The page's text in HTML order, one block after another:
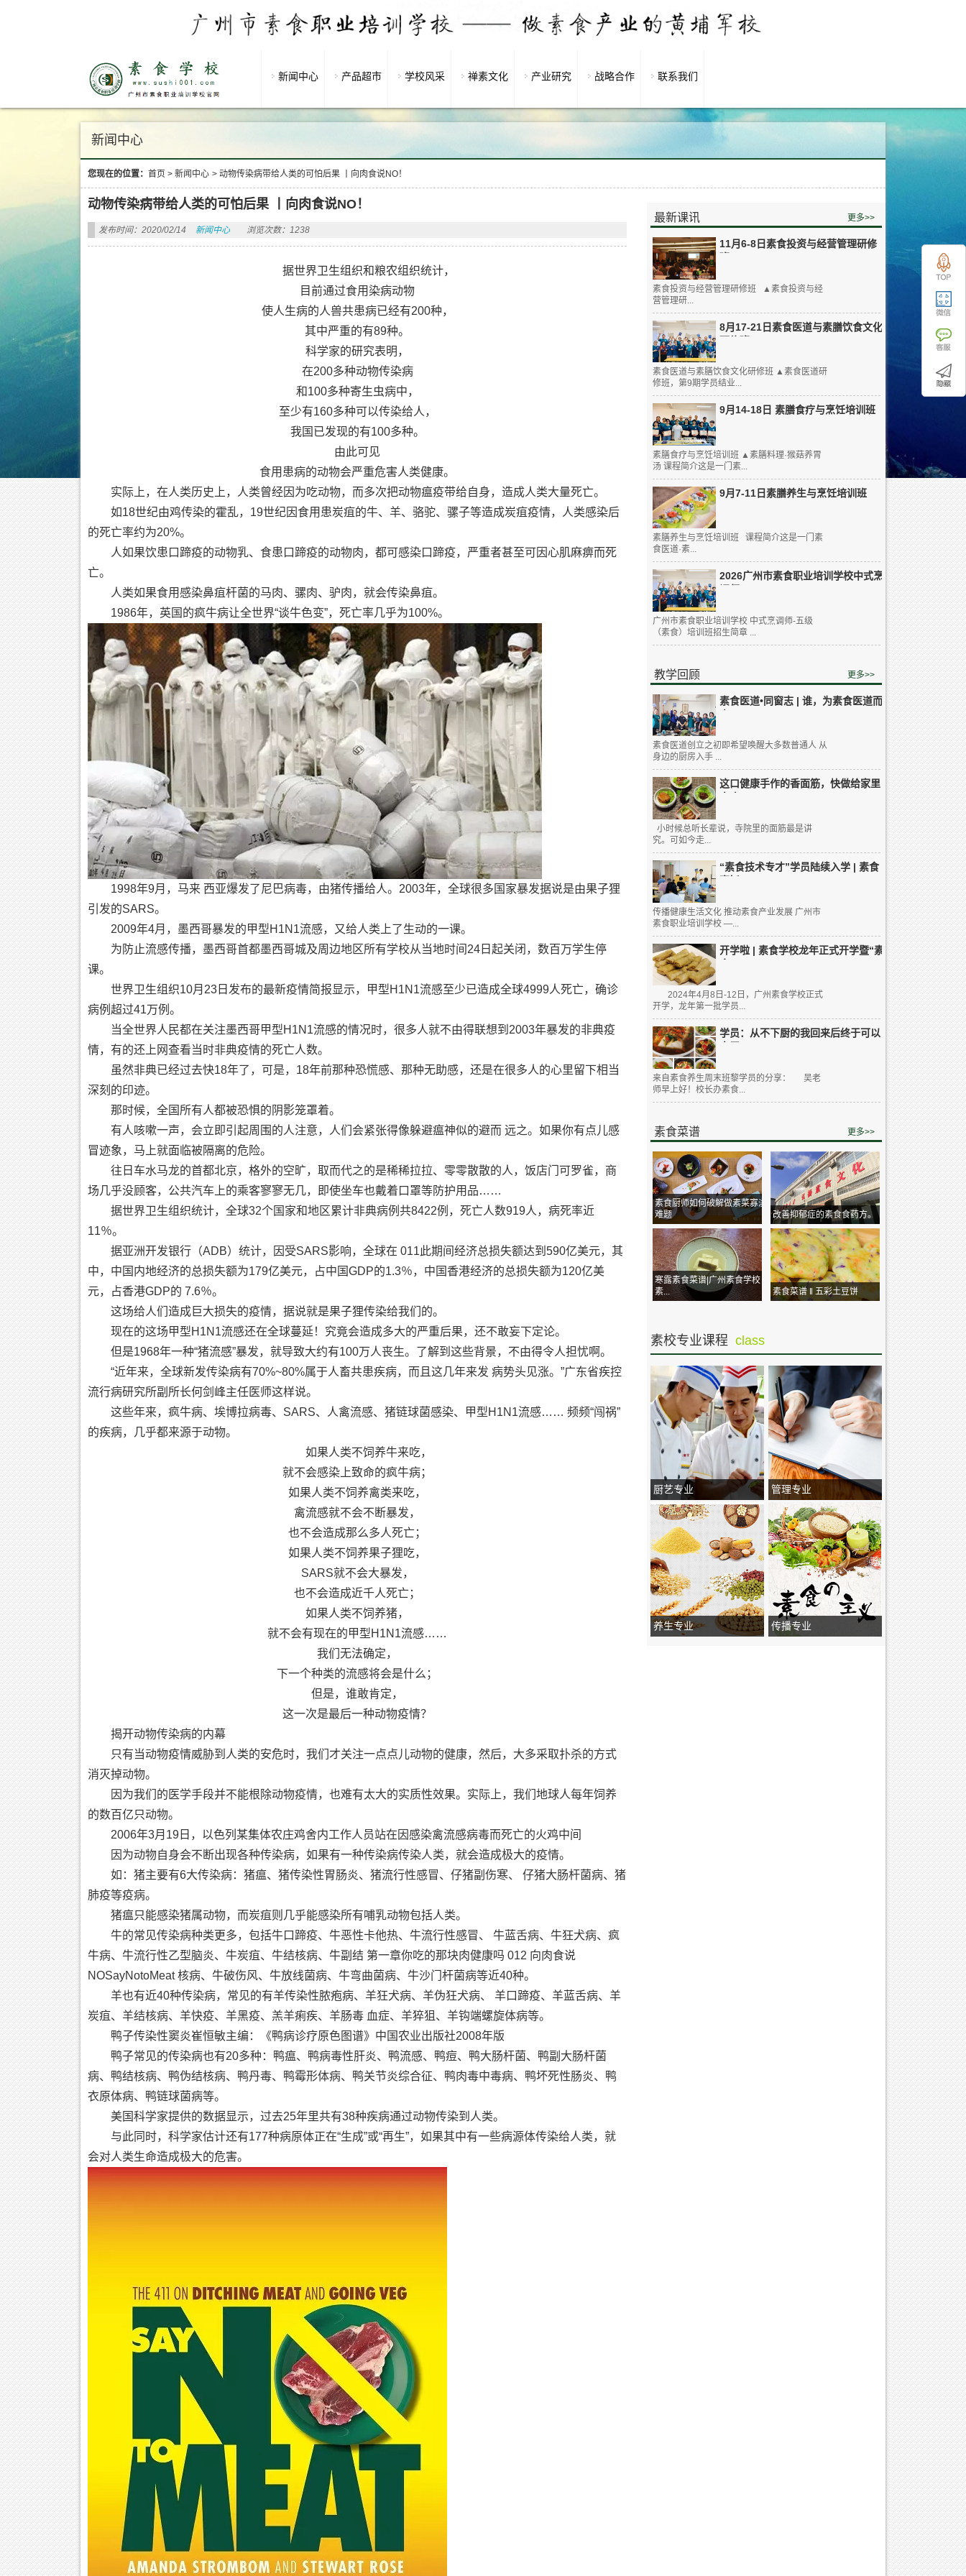
新闻中心 产品超市 学校风采 禅素文化 产业研究 战略合作 联系我们
新闻中心
您现在的位置： 首页 > 新闻中心 > 动物传染病带给人类的可怕后果 丨向肉食说NO！
最新课讯 更多>>
11月6-8日素食投资与经营管理研修
素食投资与经营管理研修班 ▲素食投资与经
营管理研...
8月17-21日素食医道与素膳饮食文化
研修班
素食医道与素膳饮食文化研修班 ▲素食医道研
修班，第9期学员结业...
9月14-18日 素膳食疗与烹饪培训班
素膳食疗与烹饪培训班 ▲素膳料理·猴菇养胃
汤 课程简介这是一门素...
9月7-11日素膳养生与烹饪培训班
素膳养生与烹饪培训班 课程简介这是一门素
食医道·素...
2026广州市素食职业培训学校中式烹
广州市素食职业培训学校 中式烹调师-五级
（素食）培训班招生简章 ...
教学回顾 更多>>
素食医道•同窗志 | 谁，为素食医道而
素食医道创立之初即希望唤醒大多数普通人 从
身边的厨房入手 ...
这口健康手作的香面筋，快做给家里
小时候总听长辈说，寺院里的面筋最是讲
究。可如今走...
“素食技术专才”学员陆续入学 | 素食
传播健康生活文化 推动素食产业发展 广州市
素食职业培训学校 —...
开学啦 | 素食学校龙年正式开学暨“素
食...
2024年4月8日-12日，广州素食学校正式
开学，龙年第一批学员...
学员：从不下厨的我回来后终于可以
来自素食养生周末班黎学员的分享： 吴老
师早上好！校长办素食...
素食菜谱 更多>>
素食厨师如何破解做素菜寡淡
难题
改善抑郁症的素食食药方。
寒露素食菜谱|广州素食学校
素...
素食菜谱 ‖ 五彩土豆饼
素校专业课程 class
厨艺专业 管理专业
养生专业 传播专业
动物传染病带给人类的可怕后果 丨向肉食说NO！
发布时间：2020/02/14 新闻中心 浏览次数：1238
据世界卫生组织和粮农组织统计，
目前通过食用染病动物
使人生病的人兽共患病已经有200种，
其中严重的有89种。
科学家的研究表明，
在200多种动物传染病
和100多种寄生虫病中，
至少有160多种可以传染给人，
我国已发现的有100多种。
由此可见
食用患病的动物会严重危害人类健康。
实际上，在人类历史上，人类曾经因为吃动物，而多次把动物瘟疫带给自身，造成人类大量死亡。
如18世纪由鸡传染的霍乱，19世纪因食用患炭疽的牛、羊、骆驼、骡子等造成炭疽疫情，人类感染后
的死亡率约为20%。
人如果饮患口蹄疫的动物乳、食患口蹄疫的动物肉，都可感染口蹄疫，严重者甚至可因心肌麻痹而死
亡。
人类如果食用感染鼻疽杆菌的马肉、骡肉、驴肉，就会传染鼻疽。
1986年，英国的疯牛病让全世界“谈牛色变”，死亡率几乎为100%。
1998年9月，马来 西亚爆发了尼巴病毒，由猪传播给人。2003年，全球很多国家暴发据说是由果子狸
引发的SARS。
2009年4月，墨西哥暴发的甲型H1N1流感，又给人类上了生动的一课。
为防止流感传播，墨西哥首都墨西哥城及周边地区所有学校从当地时间24日起关闭，数百万学生停
课。
世界卫生组织10月23日发布的最新疫情简报显示，甲型H1N1流感至少已造成全球4999人死亡，确诊
病例超过41万例。
当全世界人民都在关注墨西哥甲型H1N1流感的情况时，很多人就不由得联想到2003年暴发的非典疫
情，有的还上网查看当时非典疫情的死亡人数。
虽然非典已经过去快18年了，可是，18年前那种恐慌感、那种无助感，还是在很多人的心里留下相当
深刻的印迹。
那时候，全国所有人都被恐惧的阴影笼罩着。
有人咳嗽一声，会立即引起周围的人注意，人们会紧张得像躲避瘟神似的避而 远之。如果你有点儿感
冒迹象，马上就面临被隔离的危险。
往日车水马龙的首都北京，格外的空旷，取而代之的是稀稀拉拉、零零散散的人，饭店门可罗雀，商
场几乎没顾客，公共汽车上的乘客寥寥无几，即使坐车也戴着口罩等防护用品……
据世界卫生组织统计，全球32个国家和地区累计非典病例共8422例，死亡人数919人，病死率近
11％。
据亚洲开发银行（ADB）统计，因受SARS影响，全球在 011此期间经济总损失额达到590亿美元，其
中，中国内地经济的总损失额为179亿美元，占中国GDP的1.3％，中国香港经济的总损失额为120亿美
元，占香港GDP的 7.6％。
这场给人们造成巨大损失的疫情，据说就是果子狸传染给我们的。
现在的这场甲型H1N1流感还在全球蔓延！究竟会造成多大的严重后果，还不敢妄下定论。
但是1968年一种“猪流感”暴发，就导致大约有100万人丧生。了解到这些背景，不由得令人担忧啊。
“近年来，全球新发传染病有70%~80%属于人畜共患疾病，而且这几年来发 病势头见涨。”广东省疾控
流行病研究所副所长何剑峰主任医师这样说。
这些年来，疯牛病、埃博拉病毒、SARS、人禽流感、猪链球菌感染、甲型H1N1流感…… 频频“闯祸”
的疾病，几乎都来源于动物。
如果人类不饲养牛来吃，
就不会感染上致命的疯牛病；
如果人类不饲养禽类来吃，
禽流感就不会不断暴发，
也不会造成那么多人死亡；
如果人类不饲养果子狸吃，
SARS就不会大暴发，
也不会造成近千人死亡；
如果人类不饲养猪，
就不会有现在的甲型H1N1流感……
我们无法确定，
下一个种类的流感将会是什么；
但是，谁敢肯定，
这一次是最后一种动物疫情？
揭开动物传染病的内幕
只有当动物疫情威胁到人类的安危时，我们才关注一点点儿动物的健康，然后，大多采取扑杀的方式
消灭掉动物。
因为我们的医学手段并不能根除动物疫情，也难有太大的实质性效果。实际上，我们地球人每年饲养
的数百亿只动物。
2006年3月19日，以色列某集体农庄鸡舍内工作人员站在因感染禽流感病毒而死亡的火鸡中间
因为动物自身会不断出现各种传染病，如果有一种传染病传染人类，就会造成极大的疫情。
如：猪主要有6大传染病：猪瘟、猪传染性胃肠炎、猪流行性感冒、仔猪副伤寒、 仔猪大肠杆菌病、猪
肺疫等疫病。
猪瘟只能感染猪属动物，而炭疽则几乎能感染所有哺乳动物包括人类。
牛的常见传染病种类更多，包括牛口蹄疫、牛恶性卡他热、牛流行性感冒、 牛蓝舌病、牛狂犬病、疯
牛病、牛流行性乙型脑炎、牛炭疽、牛结核病、牛副结 第一章你吃的那块肉健康吗 012 向肉食说
NOSayNotoMeat 核病、牛破伤风、牛放线菌病、牛弯曲菌病、牛沙门杆菌病等近40种。
羊也有近40种传染病，常见的有羊传染性脓疱病、羊狂犬病、羊伪狂犬病、 羊口蹄疫、羊蓝舌病、羊
炭疽、羊结核病、羊快疫、羊黑疫、羔羊痢疾、羊肠毒 血症、羊猝狙、羊钩端螺旋体病等。
鸭子传染性窦炎崔恒敏主编：《鸭病诊疗原色图谱》中国农业出版社2008年版
鸭子常见的传染病也有20多种：鸭瘟、鸭病毒性肝炎、鸭流感、鸭痘、鸭大肠杆菌、鸭副大肠杆菌
病、鸭结核病、鸭伪结核病、鸭丹毒、鸭霉形体病、鸭关节炎综合征、鸭肉毒中毒病、鸭坏死性肠炎、鸭
衣原体病、鸭链球菌病等。
美国科学家提供的数据显示，过去25年里共有38种疾病通过动物传染到人类。
与此同时，科学家估计还有177种病原体正在“生成”或“再生”，如果其中有一些病源体传染给人类，就
会对人类生命造成极大的危害。